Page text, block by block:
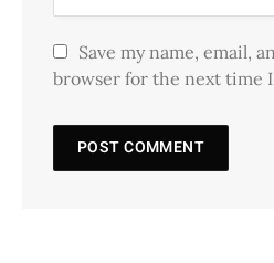
Save my name, email,
browser for the next time